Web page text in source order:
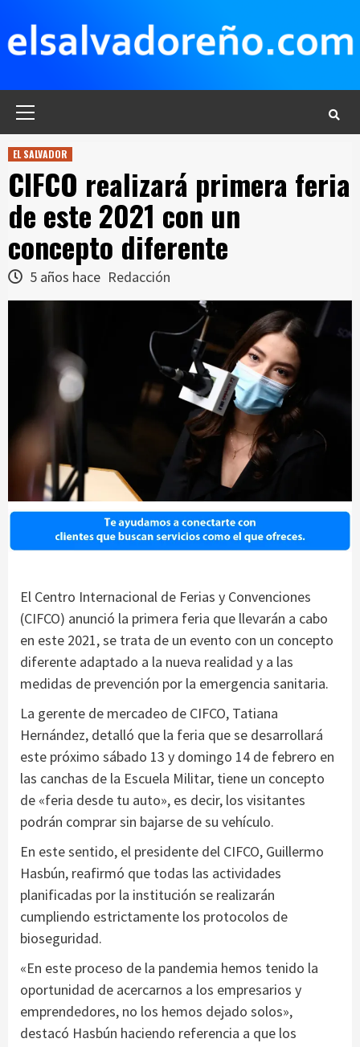
contenido
EL SALVADOR
CIFCO realizará primera feria
de este 2021 con un
concepto diferente
5 años hace Redacción
El Centro Internacional de Ferias y Convenciones
(CIFCO) anunció la primera feria que llevarán a cabo
en este 2021, se trata de un evento con un concepto
diferente adaptado a la nueva realidad y a las
medidas de prevención por la emergencia sanitaria.
La gerente de mercadeo de CIFCO, Tatiana
Hernández, detalló que la feria que se desarrollará
este próximo sábado 13 y domingo 14 de febrero en
las canchas de la Escuela Militar, tiene un concepto
de «feria desde tu auto», es decir, los visitantes
podrán comprar sin bajarse de su vehículo.
En este sentido, el presidente del CIFCO, Guillermo
Hasbún, reafirmó que todas las actividades
planificadas por la institución se realizarán
cumpliendo estrictamente los protocolos de
bioseguridad.
«En este proceso de la pandemia hemos tenido la
oportunidad de acercarnos a los empresarios y
emprendedores, no los hemos dejado solos»,
destacó Hasbún haciendo referencia a que los